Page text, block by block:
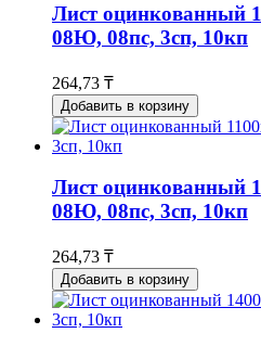
Лист оцинкованный
08Ю, 08пс, 3сп, 10кп
264,73 ₸
Добавить в корзину
Лист оцинкованный
08Ю, 08пс, 3сп, 10кп
264,73 ₸
Добавить в корзину